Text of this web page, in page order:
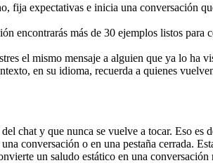
fija expectativas e inicia una conversación
encontrarás más de 30 ejemplos listos para
el mismo mensaje a alguien que ya lo ha
en su idioma, recuerda a quienes
chat y que nunca se vuelve a tocar. Eso es
conversación o en una pestaña cerrada.
un saludo estático en una